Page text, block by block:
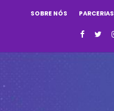
SOBRE NÓS PARCERIAS